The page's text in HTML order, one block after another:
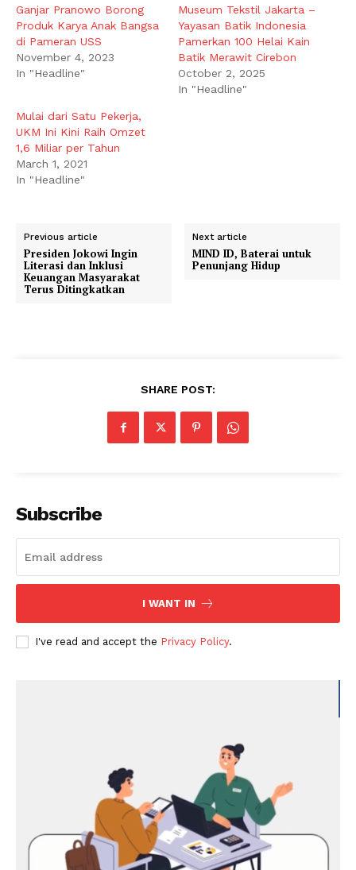
Ganjar Pranowo Borong
Produk Karya Anak Bangsa
di Pameran USS
November 4, 2023
In "Headline"
Museum Tekstil Jakarta –
Yayasan Batik Indonesia
Pamerkan 100 Helai Kain
Batik Merawit Cirebon
October 2, 2025
In "Headline"
Mulai dari Satu Pekerja,
UKM Ini Kini Raih Omzet
1,6 Miliar per Tahun
March 1, 2021
In "Headline"
Previous article
Presiden Jokowi Ingin
Literasi dan Inklusi
Keuangan Masyarakat
Terus Ditingkatkan
Next article
MIND ID, Baterai untuk
Penunjang Hidup
SHARE POST:
Subscribe
I WANT IN
I've read and accept the Privacy Policy.